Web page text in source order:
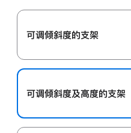
可调倾斜度的支架
可调倾斜度及高‍度的支‍架